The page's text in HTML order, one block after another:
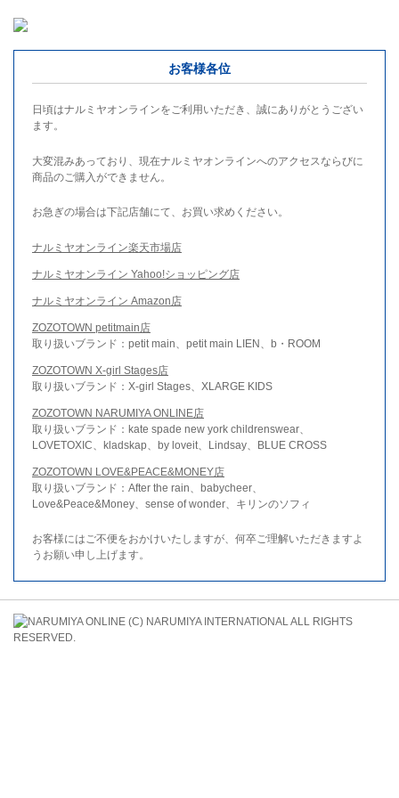
お客様各位
日頃はナルミヤオンラインをご利用いただき、誠にありがとうござい
ます。
大変混みあっており、現在ナルミヤオンラインへのアクセスならびに
商品のご購入ができません。
お急ぎの場合は下記店舗にて、お買い求めください。
ナルミヤオンライン楽天市場店
ナルミヤオンライン Yahoo!ショッピング店
ナルミヤオンライン Amazon店
ZOZOTOWN petitmain店
取り扱いブランド：petit main、petit main LIEN、b・ROOM
ZOZOTOWN X-girl Stages店
取り扱いブランド：X-girl Stages、XLARGE KIDS
ZOZOTOWN NARUMIYA ONLINE店
取り扱いブランド：kate spade new york childrenswear、
LOVETOXIC、kladskap、by loveit、Lindsay、BLUE CROSS
ZOZOTOWN LOVE&PEACE&MONEY店
取り扱いブランド：After the rain、babycheer、
Love&Peace&Money、sense of wonder、キリンのソフィ
お客様にはご不便をおかけいたしますが、何卒ご理解いただきますよ
うお願い申し上げます。